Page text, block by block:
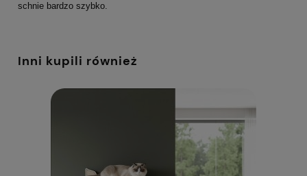
schnie bardzo szybko.
Inni kupili również